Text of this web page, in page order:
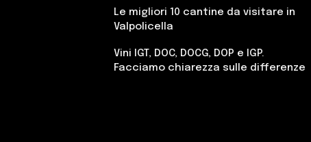
Le migliori 10 cantine da visitare in
Valpolicella
Vini IGT, DOC, DOCG, DOP e IGP.
Facciamo chiarezza sulle differenze